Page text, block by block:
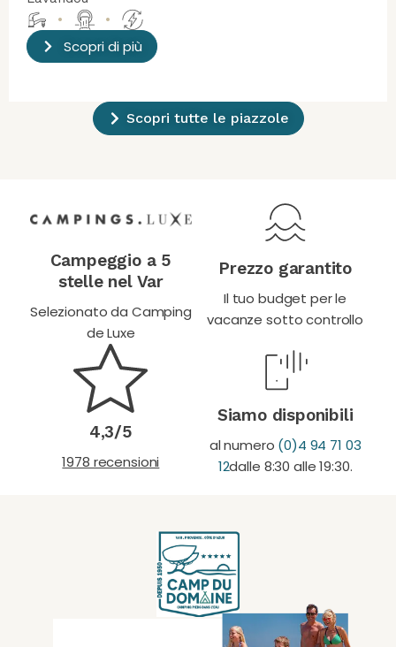
•
•
Scopri di più
Scopri tutte le piazzole
Campeggio a 5
stelle nel Var
Selezionato da Camping
de Luxe
Prezzo garantito
Il tuo budget per le
vacanze sotto controllo
4,3/5
1978 recensioni
Siamo disponibili
al numero (0)4 94 71 03
12dalle 8:30 alle 19:30.